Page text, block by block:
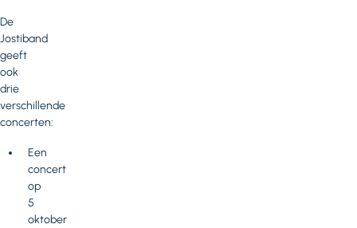
De
Jostiband
geeft
ook
drie
verschillende
concerten:
Een
concert
op
5
oktober